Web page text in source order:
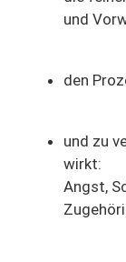
und
den
und zu
wirkt:
Angst,